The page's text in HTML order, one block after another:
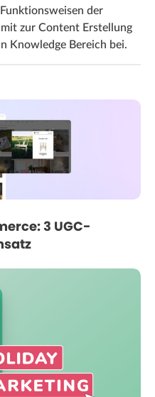
der
zur Content Erstellung
Knowledge Bereich bei.
3 UGC-